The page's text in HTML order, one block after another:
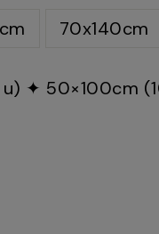
70x140cm
✦ 50×100cm